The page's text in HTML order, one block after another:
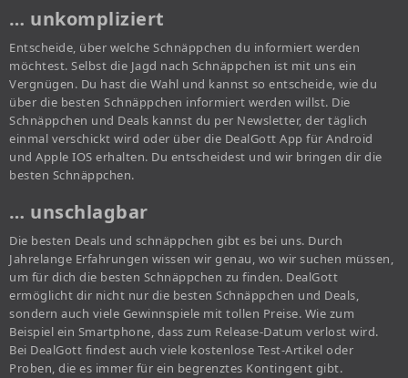
… unkompliziert
Entscheide, über welche Schnäppchen du informiert werden
möchtest. Selbst die Jagd nach Schnäppchen ist mit uns ein
Vergnügen. Du hast die Wahl und kannst so entscheide, wie du
über die besten Schnäppchen informiert werden willst. Die
Schnäppchen und Deals kannst du per Newsletter, der täglich
einmal verschickt wird oder über die DealGott App für Android
und Apple IOS erhalten. Du entscheidest und wir bringen dir die
besten Schnäppchen.
… unschlagbar
Die besten Deals und schnäppchen gibt es bei uns. Durch
Jahrelange Erfahrungen wissen wir genau, wo wir suchen müssen,
um für dich die besten Schnäppchen zu finden. DealGott
ermöglicht dir nicht nur die besten Schnäppchen und Deals,
sondern auch viele Gewinnspiele mit tollen Preise. Wie zum
Beispiel ein Smartphone, dass zum Release-Datum verlost wird.
Bei DealGott findest auch viele kostenlose Test-Artikel oder
Proben, die es immer für ein begrenztes Kontingent gibt.